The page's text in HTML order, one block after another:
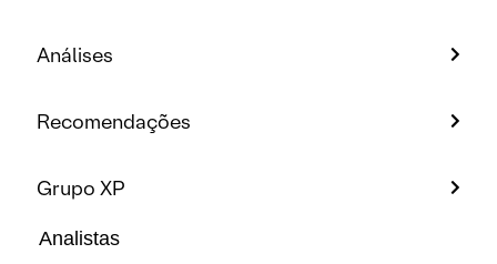
Análises
Recomendações
Grupo XP
Analistas